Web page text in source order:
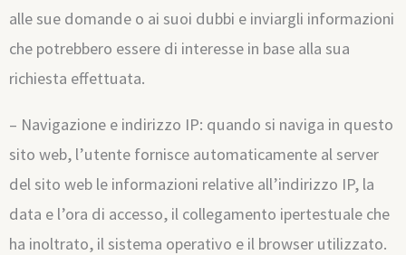
alle sue domande o ai suoi dubbi e inviargli informazioni
che potrebbero essere di interesse in base alla sua
richiesta effettuata.
– Navigazione e indirizzo IP: quando si naviga in questo
sito web, l’utente fornisce automaticamente al server
del sito web le informazioni relative all’indirizzo IP, la
data e l’ora di accesso, il collegamento ipertestuale che
ha inoltrato, il sistema operativo e il browser utilizzato.